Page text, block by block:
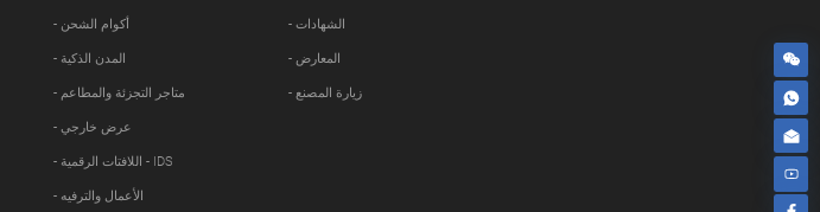
- أكوام الشحن
- المدن الذكية
- متاجر التجزئة والمطاعم
- عرض خارجي
- اللافتات الرقمية - IDS
- الأعمال والترفيه
- الشهادات
- المعارض
- زيارة المصنع